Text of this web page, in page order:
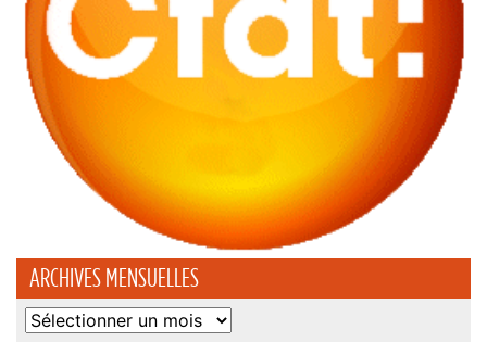
ARCHIVES MENSUELLES
Archives